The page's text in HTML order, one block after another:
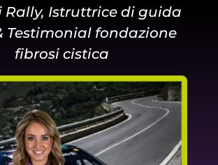
Rally, Istruttrice di guida
Testimonial fondazione
fibrosi cistica